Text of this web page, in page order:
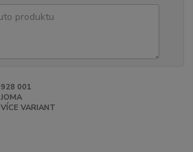
928 001
JOMA
VÍCE VARIANT